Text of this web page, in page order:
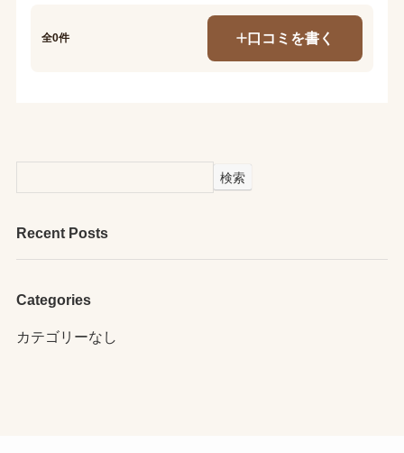
全0件 口コミを書く
検索
Recent Posts
Categories
カテゴリーなし